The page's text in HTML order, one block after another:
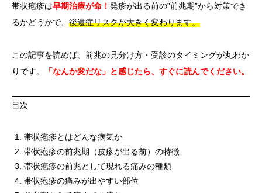
帯状疱疹は早期治療が命！ 発疹が出る前の”前兆期”から対策でき
るかどうかで、 後遺症リスクが大きく変わります。
この記事を読めば、前兆の見分け方・受診のタイミングが丸わか
りです。
「なんか変だな」と感じたら、すぐに読んでください。
目次
帯状疱疹とはどんな病気か
帯状疱疹の前兆期（皮疹が出る前）の特徴
帯状疱疹の前兆として現れる痛みの種類
帯状疱疹の痛みが出やすい部位